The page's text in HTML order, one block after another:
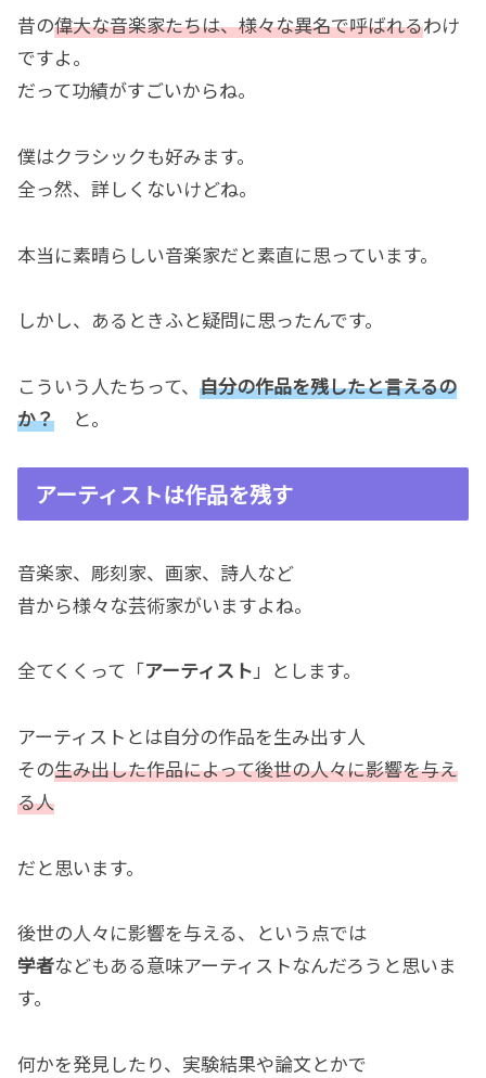
昔の偉大な音楽家たちは、様々な異名で呼ばれるわけ
ですよ。
だって功績がすごいからね。
僕はクラシックも好みます。
全っ然、詳しくないけどね。
本当に素晴らしい音楽家だと素直に思っています。
しかし、あるときふと疑問に思ったんです。
こういう人たちって、 自分の作品を残したと言えるの
か？ と。
アーティストは作品を残す
音楽家、彫刻家、画家、詩人など
昔から様々な芸術家がいますよね。
全てくくって「アーティスト」とします。
アーティストとは自分の作品を生み出す人
その生み出した作品によって後世の人々に影響を与え
る人
だと思います。
後世の人々に影響を与える、という点では
学者などもある意味アーティストなんだろうと思いま
す。
何かを発見したり、実験結果や論文とかで